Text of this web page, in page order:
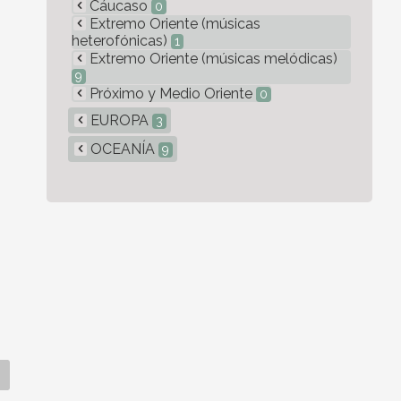
Cáucaso 0
Extremo Oriente (músicas
heterofónicas) 1
Extremo Oriente (músicas melódicas)
9
Próximo y Medio Oriente 0
EUROPA 3
OCEANÍA 9